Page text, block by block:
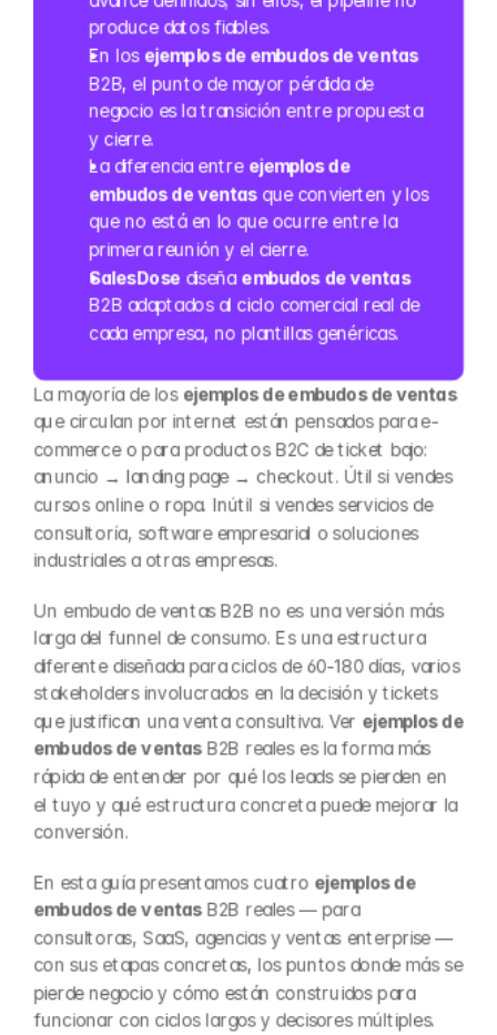
produce datos fiables.
En los ejemplos de embudos de ventas
B2B, el punto de mayor pérdida de
negocio es la transición entre propuesta
y cierre.
La diferencia entre ejemplos de
embudos de ventas que convierten y los
que no está en lo que ocurre entre la
primera reunión y el cierre.
SalesDose diseña embudos de ventas
B2B adaptados al ciclo comercial real de
cada empresa, no plantillas genéricas.
La mayoría de los ejemplos de embudos de ventas
que circulan por internet están pensados para e-
commerce o para productos B2C de ticket bajo:
anuncio → landing page → checkout. Útil si vendes
cursos online o ropa. Inútil si vendes servicios de
consultoría, software empresarial o soluciones
industriales a otras empresas.
Un embudo de ventas B2B no es una versión más
larga del funnel de consumo. Es una estructura
diferente diseñada para ciclos de 60-180 días, varios
stakeholders involucrados en la decisión y tickets
que justifican una venta consultiva. Ver ejemplos de
embudos de ventas B2B reales es la forma más
rápida de entender por qué los leads se pierden en
el tuyo y qué estructura concreta puede mejorar la
conversión.
En esta guía presentamos cuatro ejemplos de
embudos de ventas B2B reales — para
consultoras, SaaS, agencias y ventas enterprise —
con sus etapas concretas, los puntos donde más se
pierde negocio y cómo están construidos para
funcionar con ciclos largos y decisores múltiples.